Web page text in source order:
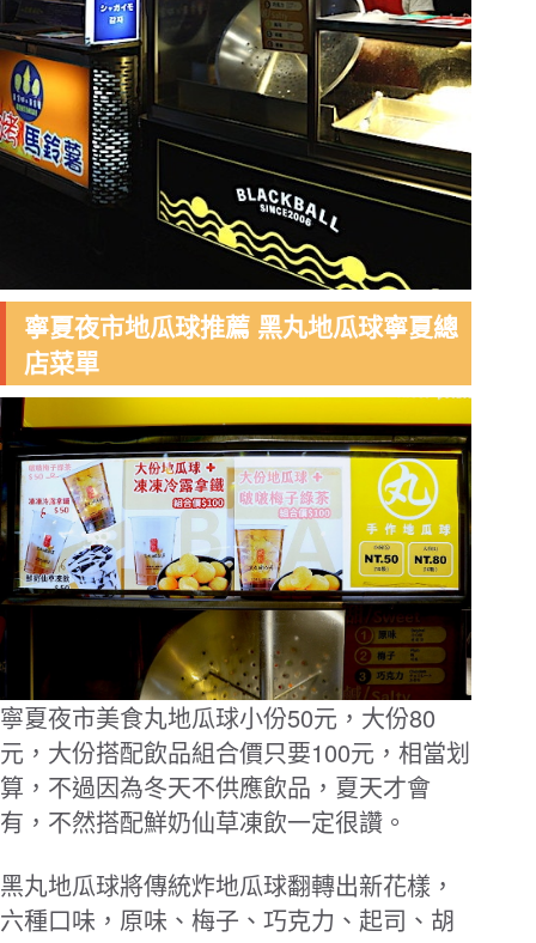
寧夏夜市地瓜球推薦 黑丸地瓜球寧夏總
店菜單
寧夏夜市美食丸地瓜球小份50元，大份80
元，大份搭配飲品組合價只要100元，相當划
算，不過因為冬天不供應飲品，夏天才會
有，不然搭配鮮奶仙草凍飲一定很讚。
黑丸地瓜球將傳統炸地瓜球翻轉出新花樣，
六種口味，原味、梅子、巧克力、起司、胡